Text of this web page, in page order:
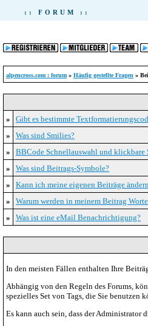
:: FORUM ::
alpencross.com : forum » Häufig gestellte Fragen »
»
Gibt es bestimmte
»
Was sind Smilies?
»
BBCode Schnellauswahl und klickbare
»
Was sind Beitrags-Symbole?
»
Kann ich meine eigenen Beiträge
»
Warum werden in meinem Beitrag
»
Was ist eine eMail Benachrichtigung?
In den meisten Fällen enthalten Ihre
Abhängig von den Regeln des Forums,
spezielles Set von Tags, die Sie benutzen
Es kann auch sein, dass der Administrator